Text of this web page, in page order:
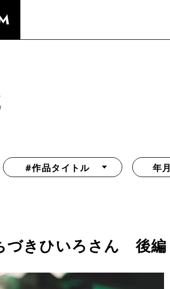
#作品タイトル 年月
づきひいろさん 後編